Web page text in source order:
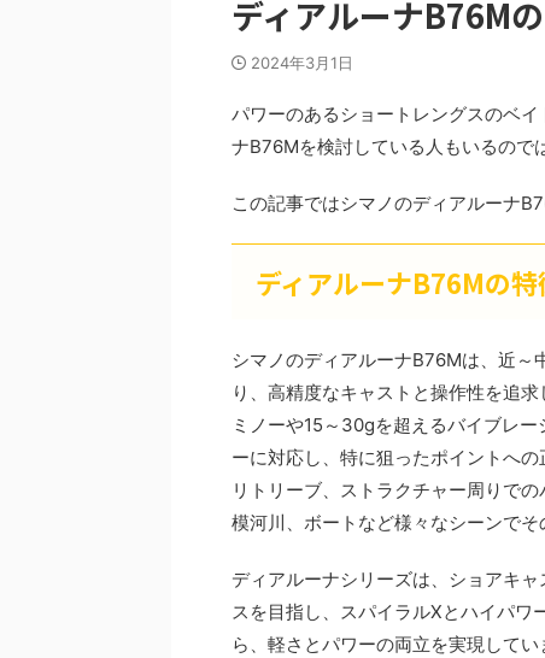
ディアルーナB76M
2024年3月1日
パワーのあるショートレングスのベ
ナB76Mを検討している人もいるので
この記事ではシマノのディアルーナ
ディアルーナB76Mの特
シマノのディアルーナB76Mは、近～
り、高精度なキャストと操作性を追
ミノーや15～30gを超えるバイブレ
ーに対応し、特に狙ったポイントへ
リトリーブ、ストラクチャー周りで
模河川、ボートなど様々なシーンでそ
ディアルーナシリーズは、ショアキ
スを目指し、スパイラルXとハイパワ
ら、軽さとパワーの両立を実現して